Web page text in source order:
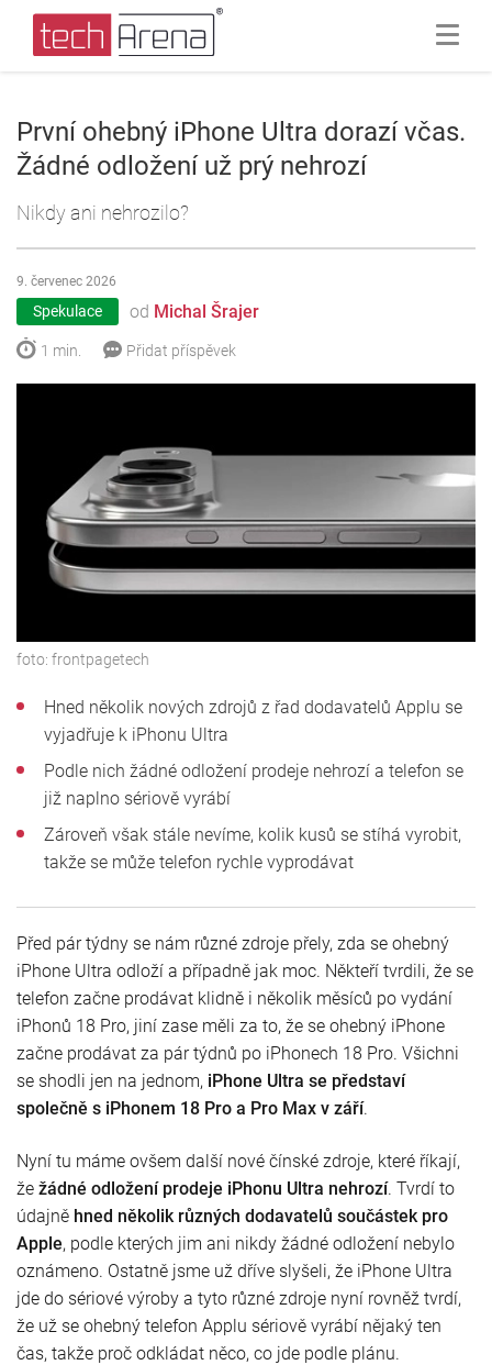
První ohebný iPhone Ultra dorazí včas.
Žádné odložení už prý nehrozí
Nikdy ani nehrozilo?
Spekulace od Michal Šrajer
9. červenec 2026
1 min. Přidat příspěvek
foto: frontpagetech
Hned několik nových zdrojů z řad dodavatelů Applu se
vyjadřuje k iPhonu Ultra
Podle nich žádné odložení prodeje nehrozí a telefon se
již naplno sériově vyrábí
Zároveň však stále nevíme, kolik kusů se stíhá vyrobit,
takže se může telefon rychle vyprodávat
Před pár týdny se nám různé zdroje přely, zda se ohebný
iPhone Ultra odloží a případně jak moc. Někteří tvrdili, že se
telefon začne prodávat klidně i několik měsíců po vydání
iPhonů 18 Pro, jiní zase měli za to, že se ohebný iPhone
začne prodávat za pár týdnů po iPhonech 18 Pro. Všichni
se shodli jen na jednom, iPhone Ultra se představí
společně s iPhonem 18 Pro a Pro Max v září.
Nyní tu máme ovšem další nové čínské zdroje, které říkají,
že žádné odložení prodeje iPhonu Ultra nehrozí. Tvrdí to
údajně hned několik různých dodavatelů součástek pro
Apple, podle kterých jim ani nikdy žádné odložení nebylo
oznámeno. Ostatně jsme už dříve slyšeli, že iPhone Ultra
jde do sériové výroby a tyto různé zdroje nyní rovněž tvrdí,
že už se ohebný telefon Applu sériově vyrábí nějaký ten
čas, takže proč odkládat něco, co jde podle plánu.